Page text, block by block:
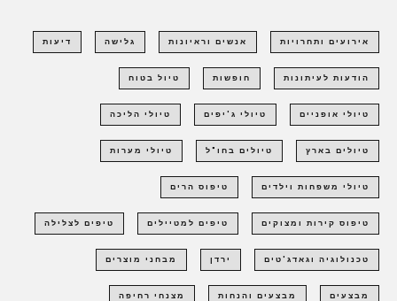
אירועים ותחרויות אנשים וראיונות גלישה דיעות
הודעות לעיתונות חופשות טיול בטוח
טיולי אופניים טיולי ג'יפים טיולי הליכה
טיולים בארץ טיולים בחו"ל טיולי מערות
טיולי משפחות וילדים טיפוס הרים
טיפוס קירות ומצוקים טיפים למטיילים טיפים לצלילה
טכנולוגיה וגאדג'טים ירדן מבחני מוצרים
מבצעים מבצעים והנחות מצנחי רחיפה